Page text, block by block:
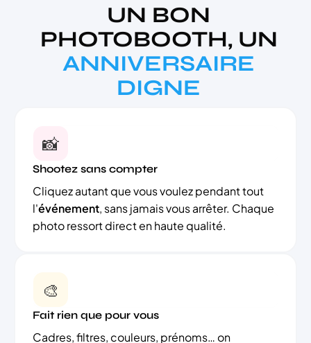
📸
Shootez sans compter
Cliquez autant que vous voulez pendant tout
l'événement, sans jamais vous arrêter. Chaque
photo ressort direct en haute qualité.
🎨
Fait rien que pour vous
Cadres, filtres, couleurs, prénoms… on
UN BON
PHOTOBOOTH, UN
ANNIVERSAIRE
DIGNE